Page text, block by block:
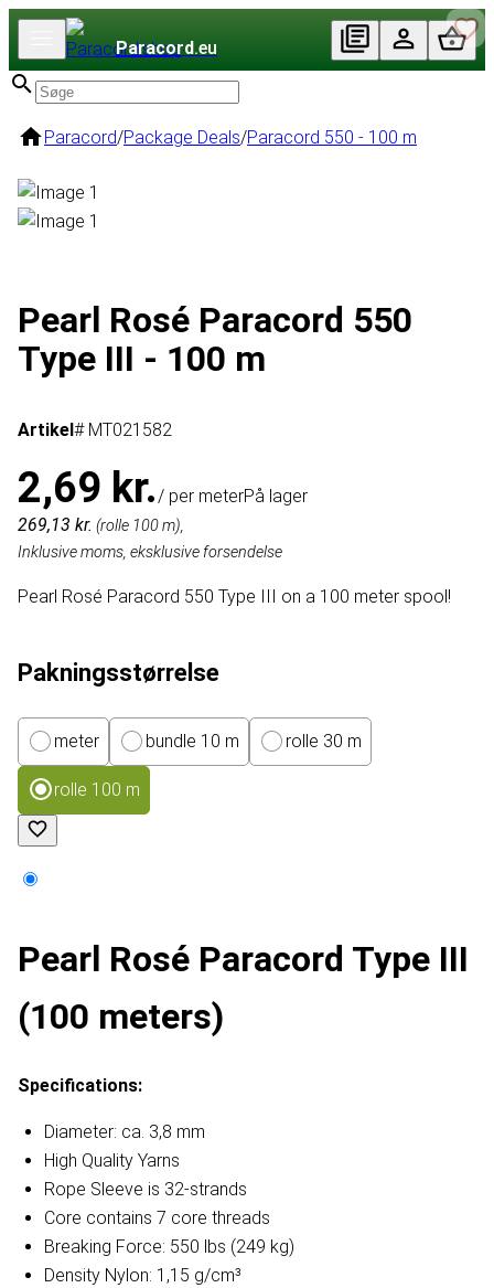
Paracord.eu
Paracord/Package Deals/Paracord 550 - 100 m
Pearl Rosé Paracord 550
Type III - 100 m
Artikel# MT021582
2,69 kr./ per meterPå lager
269,13 kr. (rolle 100 m),
Inklusive moms, eksklusive forsendelse
Pearl Rosé Paracord 550 Type III on a 100 meter spool!
Pakningsstørrelse
meter bundle 10 m rolle 30 m
rolle 100 m
Pearl Rosé Paracord Type III
(100 meters)
Specifications:
Diameter: ca. 3,8 mm
High Quality Yarns
Rope Sleeve is 32-strands
Core contains 7 core threads
Breaking Force: 550 lbs (249 kg)
Density Nylon: 1,15 g/cm³